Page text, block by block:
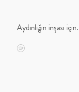
Aydınlığın inşası için.